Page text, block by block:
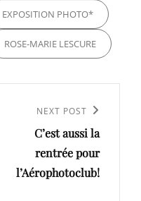
EXPOSITION PHOTO*
ROSE-MARIE LESCURE
NEXT POST
C’est aussi la
rentrée pour
l’Aérophotoclub!